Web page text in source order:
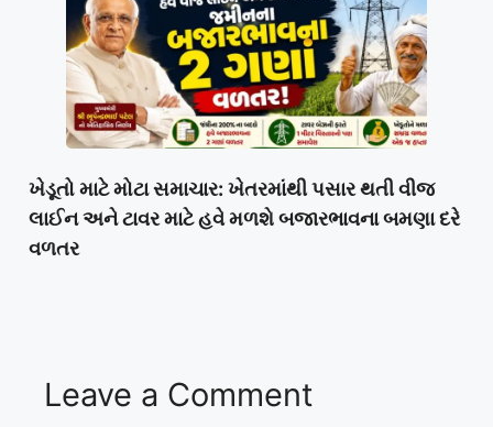
ખેડૂતો માટે મોટા સમાચાર: ખેતરમાંથી પસાર થતી વીજ
લાઈન અને ટાવર માટે હવે મળશે બજારભાવના બમણા દરે
વળતર
Leave a Comment